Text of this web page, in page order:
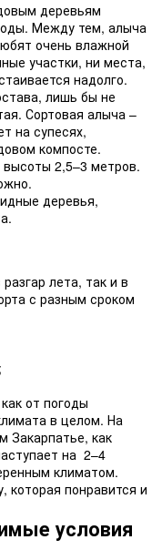
деревьям
Между тем, алыча
очень влажной
участки, ни места,
надолго.
лишь бы не
Сортовая алыча –
на супесях,
компосте.
высоты 2,5–3 метров.
деревья,
лета, так и в
с разным сроком
от погоды
в целом. На
Закарпатье, как
на 2–4
климатом.
которая понравится и
условия